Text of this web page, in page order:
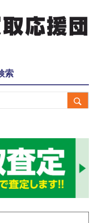
索
